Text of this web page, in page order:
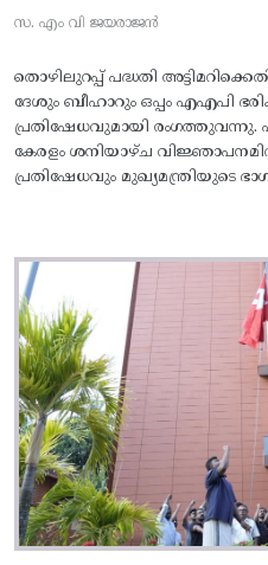
സ. എം വി ജയരാജൻ
തൊഴിലുറപ്പ് പദ്ധതി
ദേശും ബീഹാറും ഒപ്പം എഎപി
പ്രതിഷേധവുമായി
കേരളം ശനിയാഴ്ച
പ്രതിഷേധവും മുഖ്യമന്ത്രിയുടെ